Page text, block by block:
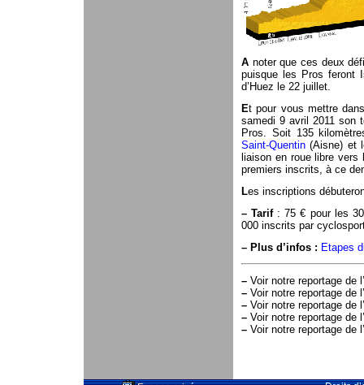
A noter que ces deux
puisque les Pros feront
d’Huez le 22 juillet.
Et pour vous mettre
samedi 9 avril 2011 son
Pros. Soit 135
Saint-Quentin (Aisne) et
liaison en roue libre
premiers inscrits, à ce
Les inscriptions
– Tarif: 75 € pour les
000 inscrits par
– Plus d’infos : Etapes
– Voir notre reportage de l’
– Voir notre reportage de l’
– Voir notre reportage de l’
– Voir notre reportage de l’
– Voir notre reportage de l’